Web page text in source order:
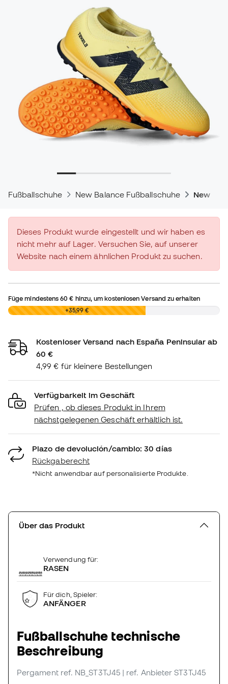
Fußballschuhe New Balance Fußballschuhe New
Dieses Produkt wurde eingestellt und wir haben es
nicht mehr auf Lager. Versuchen Sie, auf unserer
Website nach einem ähnlichen Produkt zu suchen.
Füge mindestens60 € hinzu, um kostenlosen Versand zu erhalten
0,00 € +35,99 €
Kostenloser Versand nach España Peninsular ab
60 €
4,99 € für kleinere Bestellungen
Verfügbarkeit im Geschäft
Prüfen , ob dieses Produkt in Ihrem
nächstgelegenen Geschäft erhältlich ist.
Plazo de devolución/cambio: 30 días
Rückgaberecht
*Nicht anwendbar auf personalisierte Produkte.
Über das Produkt
Verwendung für:
RASEN
Für dich, Spieler:
ANFÄNGER
Fußballschuhe technische
Beschreibung
Pergament ref. NB_ST3TJ45 | ref. Anbieter ST3TJ45